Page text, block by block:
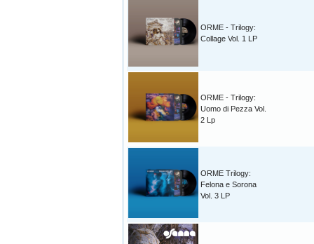
ORME - Trilogy:
Collage Vol. 1 LP
ORME - Trilogy:
Uomo di Pezza Vol.
2 Lp
ORME Trilogy:
Felona e Sorona
Vol. 3 LP